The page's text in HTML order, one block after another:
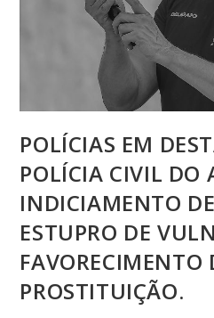
POLÍCIAS EM
POLÍCIA CIVIL DO
INDICIAMENTO
ESTUPRO DE
FAVORECIMENTO
PROSTITUIÇÃO.